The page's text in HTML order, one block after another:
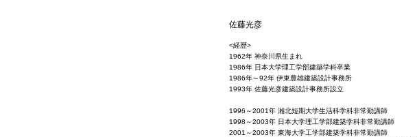
佐藤光彦
<経歴>
1962年 神奈川県生まれ
1986年 日本大学理工学部建築学科卒業
1986年～92年 伊東豊雄建築設計事務所
1993年 佐藤光彦建築設計事務所設立
1996～2001年 湘北短期大学生活科学科非常勤講師
1998～2003年 日本大学理工学部建築学科非常勤講師
2001～2003年 東海大学工学部建築学科非常勤講師